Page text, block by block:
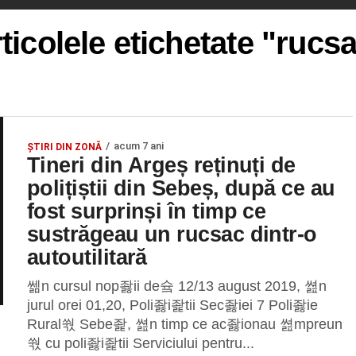
etichetate
ȘTIRI DIN ZONĂ acum 7 ani
Tineri din Argeș reținuți de
polițiștii din Sebeș, după ce au
fost surprinși în timp ce
sustrăgeau un rucsac dintr-o
autoutilitară
쎎n cursul nop좛ii de슠 12/13 august 2019, 쎮n
jurul orei 01,20, Poli좛i좙tii Sec좛iei 7 Poli좛ie
Rural쒃 Sebe좙, 쎮n timp ce ac좛ionau 쎮mpreun
쒃 cu poli좛i좙tii Serviciului pentru...